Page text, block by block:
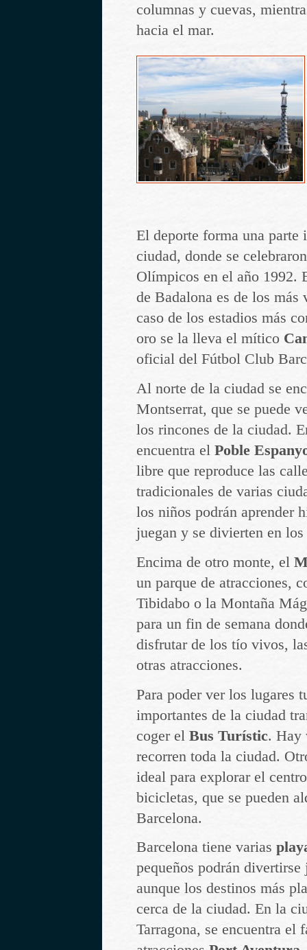
columnas y cuevas,
hacia el mar.
El deporte forma una parte
ciudad, donde se
Olímpicos en el año 1992.
de Badalona es de los más
caso de los estadios más
oro se la lleva el mítico
oficial del Fútbol Club
Al norte de la ciudad se
Montserrat, que se puede
los rincones de la ciudad.
encuentra el Poble
libre que reproduce las
tradicionales de varias
los niños podrán aprender
juegan y se divierten en
Encima de otro monte, el
un parque de atracciones,
Tibidabo o la Montaña
para un fin de semana
disfrutar de los tío vivos,
otras atracciones.
Para poder ver los lugares
importantes de la ciudad
coger el Bus Turístic. Hay
recorren toda la ciudad.
ideal para explorar el
bicicletas, que se pueden
Barcelona.
Barcelona tiene varias
pequeños podrán divertirse
aunque los destinos más
cerca de la ciudad. En la
Tarragona, se encuentra el